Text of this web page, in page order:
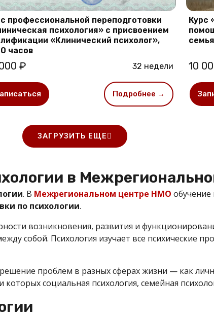
профессиональной переподготовки
психология» с присвоением
«Клинический психолог»,
часов
₽ 32 недели
Подробнее →
Курс
10
ЗАГРУЗИТЬ ЕЩЕ
в
. В Межрегиональном центре НМО обучение
по психологии.
возникновения, развития и
собой. Психология изучает все психические
проблем в разных сферах жизни — как
социальная психология, семейная